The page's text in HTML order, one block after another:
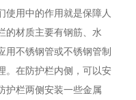
使用中的作用就是保障人
的材质主要有钢筋、水
用不锈钢管或不锈钢管制
。在防护栏内侧，可以安
护栏两侧安装一些金属